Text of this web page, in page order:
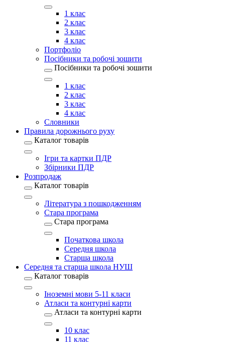
1 клас
2 клас
3 клас
4 клас
Портфоліо
Посібники та робочі зошити
Посібники та робочі зошити
1 клас
2 клас
3 клас
4 клас
Словники
Правила дорожнього руху
Каталог товарів
Ігри та картки ПДР
Збірники ПДР
Розпродаж
Каталог товарів
Література з пошкодженням
Стара програма
Стара програма
Початкова школа
Середня школа
Старша школа
Середня та старша школа НУШ
Каталог товарів
Іноземні мови 5-11 класи
Атласи та контурні карти
Атласи та контурні карти
10 клас
11 клас